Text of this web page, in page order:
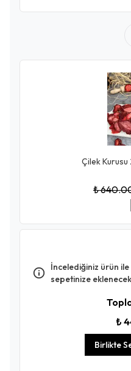
Çilek
₺
İncelediğiniz ürün
sepetinize
₺
Birlikte